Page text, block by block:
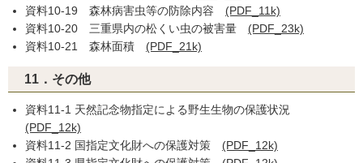
資料10-19 森林病害虫等の防除内容 (PDF_11k)
資料10-20 三重県内の松くい虫の被害量 (PDF_23k)
資料10-21 森林面積 (PDF_21k)
11．その他
資料11-1 天然記念物指定による野生生物の保護状況
(PDF_12k)
資料11-2 国指定文化財への保護対策 (PDF_12k)